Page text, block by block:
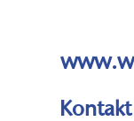
Kontakt